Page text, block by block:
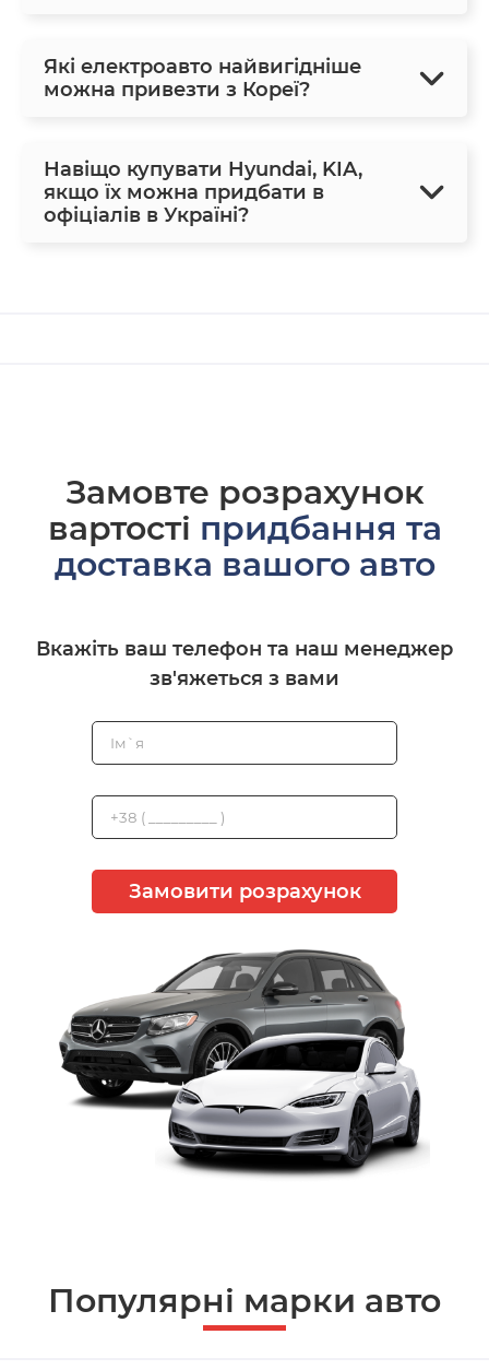
Які електроавто найвигідніше
можна привезти з Кореї?
Навіщо купувати Hyundai, KIA,
якщо їх можна придбати в
офіціалів в Україні?
Замовте розрахунок
вартості придбання та
доставка вашого авто
Вкажіть ваш телефон та наш менеджер
зв'яжеться з вами
Замовити розрахунок
Популярні марки авто